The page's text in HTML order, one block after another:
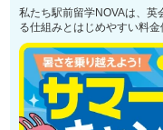
私たち駅前留学NOVAは、
る仕組みとはじめやすい料金